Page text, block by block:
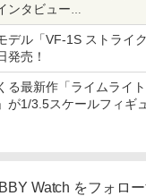
ンタビュー
かっぱ寿司ならではの
デル「VF-1S ストライ
発売！
る最新作「ライムライ
が1/3.5スケールフィギ
Watch をフォロ